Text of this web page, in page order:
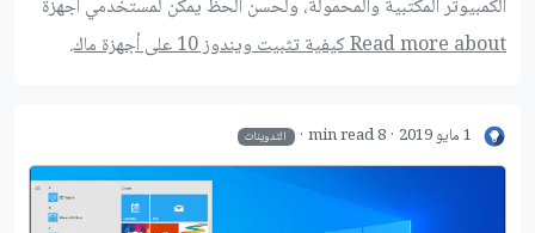
الكمبيوتر المكتبية والمحمولة، ولحسن الحظ يمكن لمستخدمي أجهزة
ماك الاستمتاع بكلا النظامين عن طريق تثبيت ويندوز بجانب ماك
والتبديل بينهما بكل سلاسة، وهذا على عكس تثبيت نظام ماك على
نلقي نظرة مفصلة على تثبيت واستخدام نظام ويندوز على أجهزة ماك.
Read more about كيفية تثبيت ويندوز 10 على أجهزة ماك.
1 مايو 2019 8 min read التدوينات